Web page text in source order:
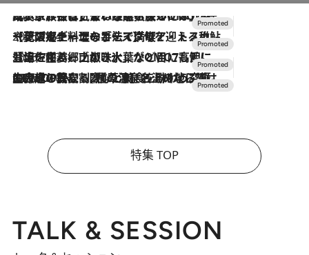
2026.7.31
【ホテル帰省】という選択肢をOMOが提案。家族とほどよい距離を保つには「昼は実家、夜は気兼ねなくホテルで！」
2026.7.24
【夏限定ディナーコース】旬を迎える稚鮎や花ズッキーニなどをイタリア・トスカーナの郷土料理の手法で満喫！
2026.7.17
「土佐和ハーブかき氷」がOMO7高知に登場！生姜、山椒、大葉など目にも舌にも涼を呼ぶ郷土の味
2026.7.10
NEW OPEN！【界 草津】名湯の地に誕生。趣の異なる2種の温泉と上州ならではの会席・蕎麦割烹など美食を味わう究極の癒やし旅
特集 TOP
TALK & SESSION